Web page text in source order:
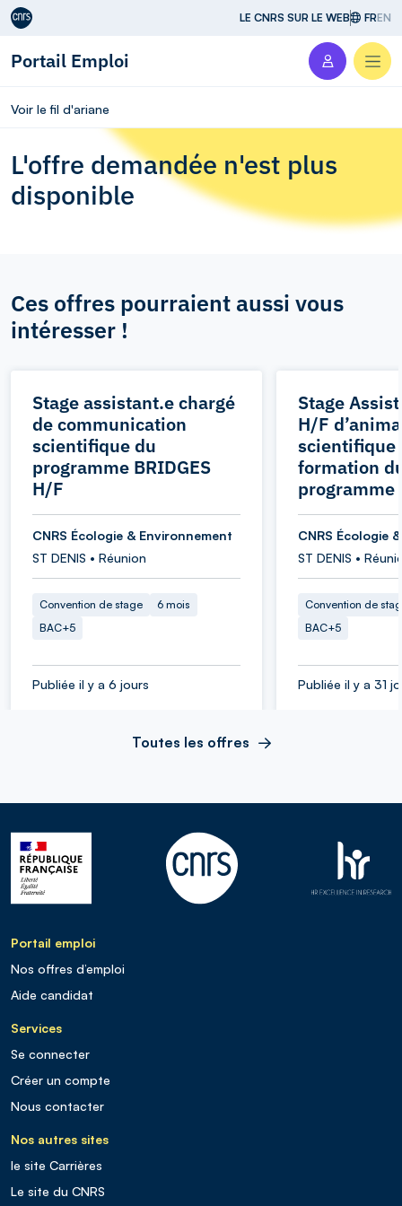
Aller au contenu LE CNRS SUR LE WEB FREN
Portail Emploi
Voir le fil d'ariane
L'offre demandée n'est plus
disponible
Ces offres pourraient aussi vous
intéresser !
Stage assistant.e chargé
de communication
scientifique du
programme BRIDGES
H/F
CNRS Écologie & Environnement
ST DENIS • Réunion
Convention de stage
6 mois
BAC+5
Publiée il y a 6 jours
Stage
H/F
scientifique
formation
programme
CNRS Écologie
ST DENIS •
Convention de
BAC+5
Publiée il y a 31
Toutes les offres
Portail emploi
Nos offres d’emploi
Aide candidat
Services
Se connecter
Créer un compte
Nous contacter
Nos autres sites
le site Carrières
Le site du CNRS